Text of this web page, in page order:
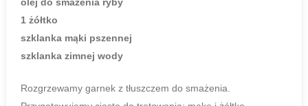
1 żółtko
szklanka mąki pszennej
szklanka zimnej wody
Rozgrzewamy garnek z tłuszczem do smażenia.